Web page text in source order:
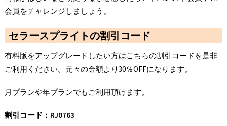
会員をチャレンジしましょう。
セラースプライトの割引コード
有料版をアップグレードしたい方はこちらの割引コードを是非
ご利用ください。元々の金額より30％OFFになります。
月プランや年プランでもご利用頂けます。
割引コード： RJ0763